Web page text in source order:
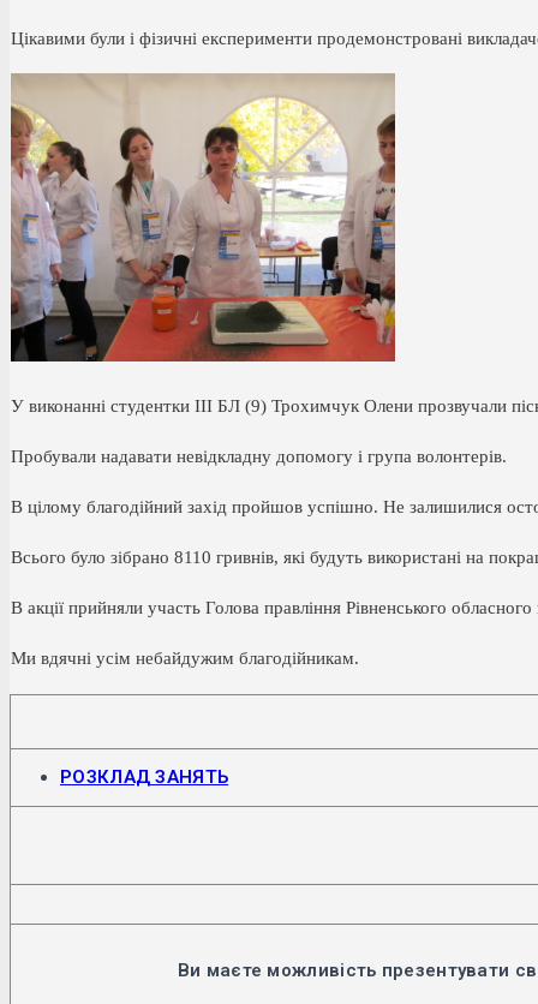
Цікавими були і фізичні експерименти продемонстровані
У виконанні студентки ІІІ БЛ (9) Трохимчук Олени прозвучали
Пробували надавати невідкладну допомогу і група волонтерів.
В цілому благодійний захід пройшов успішно. Не залишилися
Всього було зібрано 8110 гривнів, які будуть використані на
В акції прийняли участь Голова правління Рівненського
Ми вдячні усім небайдужим благодійникам.
РОЗКЛАД ЗАНЯТЬВідкриється
новій
Ви маєте можливість презентувати